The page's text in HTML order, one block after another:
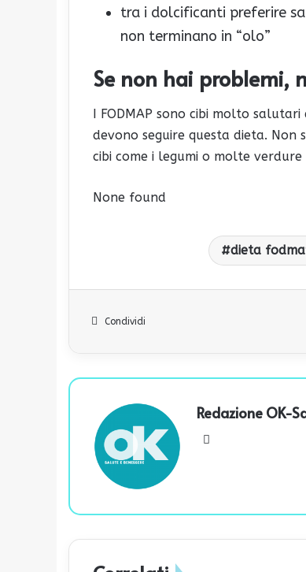
tra i dolcificanti preferire
non terminano in “olo”
Se non hai problemi,
I FODMAP sono cibi molto
devono seguire questa dieta.
cibi come i legumi o molte
None found
dieta
Condividi
Redazione OK-